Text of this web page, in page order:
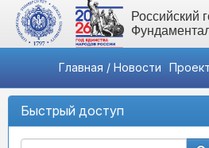
Российский
Главная / Новости
Быстрый доступ